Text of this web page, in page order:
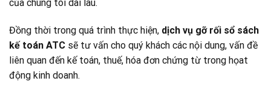
của chúng tôi dài lâu.
Đồng thời trong quá trình thực hiện, dịch vụ gỡ rối sổ sách
kế toán ATC sẽ tư vấn cho quý khách các nội dung, vấn đề
liên quan đến kế toán, thuế, hóa đơn chứng từ trong họat
động kinh doanh.